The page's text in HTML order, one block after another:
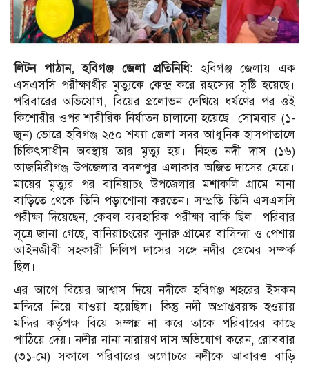
লিটন পাঠান, হবিগঞ্জ জেলা প্রতিনিধি: হবিগঞ্জ জেলায় এক
এসএসসি পরীক্ষার্থীর মৃত্যুকে কেন্দ্র করে রহস্যের সৃষ্টি হয়েছে।
পরিবারের অভিযোগ, বিয়ের প্রলোভন দেখিয়ে ধর্ষণের পর ওই
কিশোরীর ওপর শারীরিক নির্যাতন চালানো হয়েছে। সোমবার (১-
জুন) ভোরে হবিগঞ্জ ২৫০ শয্যা জেলা সদর আধুনিক হাসপাতালে
চিকিৎসাধীন অবস্থায় তার মৃত্যু হয়। নিহত নদী দাস (১৬)
আজমিরীগঞ্জ উপজেলার বদলপুর এলাকার অজিত দাসের মেয়ে।
মায়ের মৃত্যুর পর বানিয়াচং উপজেলার মশাকলি গ্রামে নানা
বাড়িতে থেকে তিনি পড়াশোনা করতেন। সম্প্রতি তিনি এসএসসি
পরীক্ষা দিয়েছেন, কেবল ব্যবহারিক পরীক্ষা বাকি ছিল। পরিবার
সূত্রে জানা গেছে, বানিয়াচংয়ের সুনারু গ্রামের বাসিন্দা ও পেশায়
আইনজীবী সহকারী দিলিপ দাসের সঙ্গে নদীর প্রেমের সম্পর্ক
ছিল।
এর আগে বিয়ের আশ্বাস দিয়ে নদীকে হবিগঞ্জ শহরের ইসকন
মন্দিরে নিয়ে যাওয়া হয়েছিল। কিন্তু নদী অপ্রাপ্তবয়স্ক হওয়ায়
মন্দির কর্তৃপক্ষ বিয়ে সম্পন্ন না করে তাকে পরিবারের কাছে
পাঠিয়ে দেয়। নদীর নানা নারায়ণ দাস অভিযোগ করেন, রোববার
(৩১-মে) সকালে পরিবারের অগোচরে নদীকে আবারও বাড়ি